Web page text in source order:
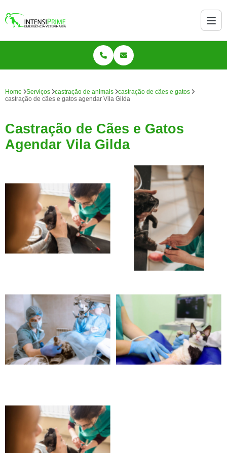
Home Serviços castração de animais
castração de cães e gatos
castração de cães e gatos agendar Vila Gilda
Castração de Cães e Gatos
Agendar Vila Gilda